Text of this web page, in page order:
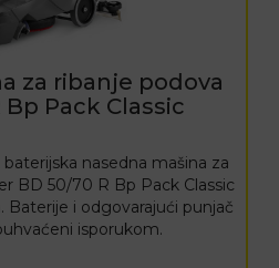
za ribanje podova
Bp Pack Classic
baterijska nasedna mašina za
BD 50/70 R Bp Pack Classic
i odgovarajući punjač
isporukom.